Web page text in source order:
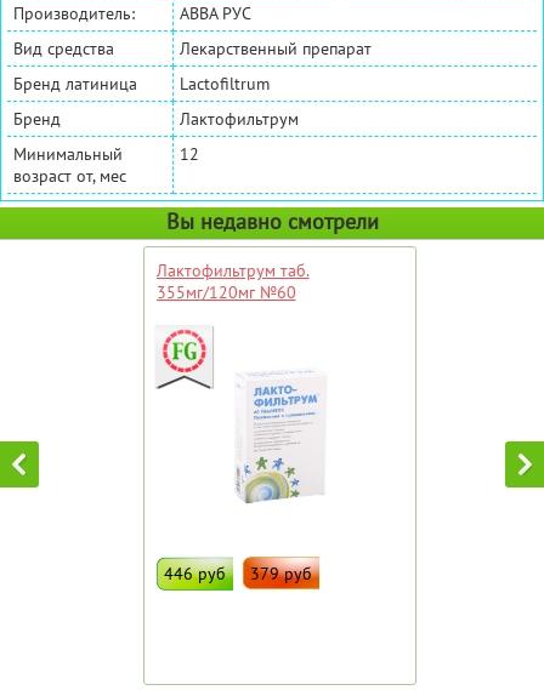
Производитель:
АВВА РУС
Вид средства
Лекарственный препарат
Бренд латиница
Lactofiltrum
Бренд
Лактофильтрум
Минимальный
возраст от, мес
12
Вы недавно смотрели
Лактофильтрум таб.
355мг/120мг №60
446 руб 379 руб